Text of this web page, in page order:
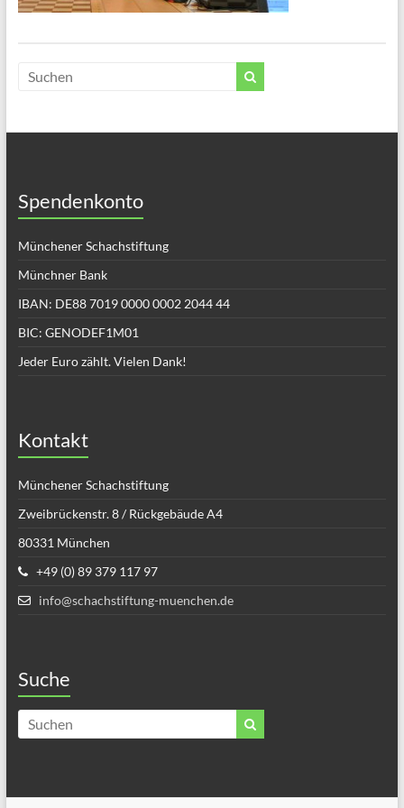
Spendenkonto
Münchener Schachstiftung
Münchner Bank
IBAN: DE88 7019 0000 0002 2044 44
BIC: GENODEF1M01
Jeder Euro zählt. Vielen Dank!
Kontakt
Münchener Schachstiftung
Zweibrückenstr. 8 / Rückgebäude A4
80331 München
+49 (0) 89 379 117 97
info@schachstiftung-muenchen.de
Suche